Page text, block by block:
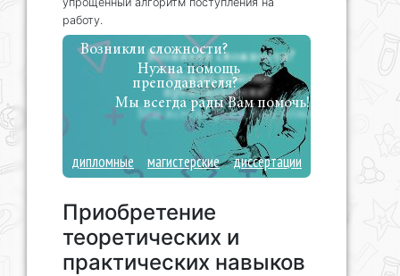
работу.
Возникли сложности?
Нужна помощь
преподавателя?
Мы всегда рады Вам помочь!
дипломные магистерские диссертации
Приобретение
теоретических и
практических навыков